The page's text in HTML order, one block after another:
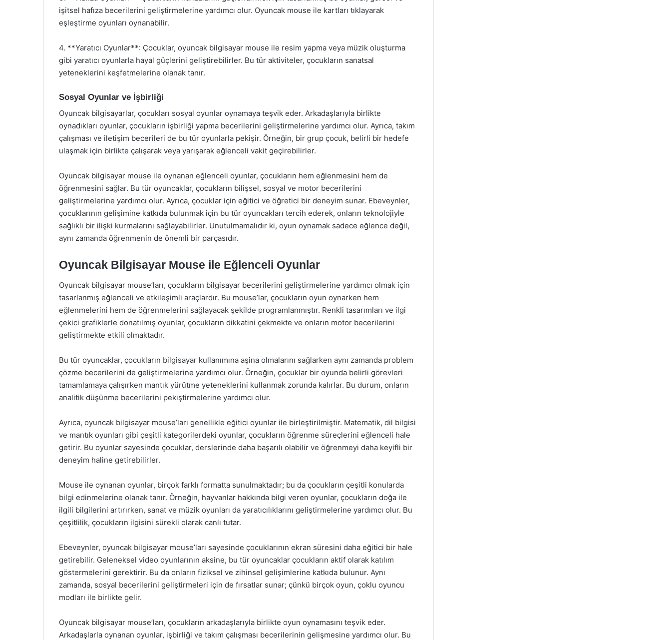
işitsel hafıza becerilerini geliştirmelerine yardımcı olur. Oyuncak mouse ile kartları tıklayarak
eşleştirme oyunları oynanabilir.
4. **Yaratıcı Oyunlar**: Çocuklar, oyuncak bilgisayar mouse ile resim yapma veya müzik oluşturma
gibi yaratıcı oyunlarla hayal güçlerini geliştirebilirler. Bu tür aktiviteler, çocukların sanatsal
yeteneklerini keşfetmelerine olanak tanır.
Sosyal Oyunlar ve İşbirliği
Oyuncak bilgisayarlar, çocukları sosyal oyunlar oynamaya teşvik eder. Arkadaşlarıyla birlikte
oynadıkları oyunlar, çocukların işbirliği yapma becerilerini geliştirmelerine yardımcı olur. Ayrıca, takım
çalışması ve iletişim becerileri de bu tür oyunlarla pekişir. Örneğin, bir grup çocuk, belirli bir hedefe
ulaşmak için birlikte çalışarak veya yarışarak eğlenceli vakit geçirebilirler.
Oyuncak bilgisayar mouse ile oynanan eğlenceli oyunlar, çocukların hem eğlenmesini hem de
öğrenmesini sağlar. Bu tür oyuncaklar, çocukların bilişsel, sosyal ve motor becerilerini
geliştirmelerine yardımcı olur. Ayrıca, çocuklar için eğitici ve öğretici bir deneyim sunar. Ebeveynler,
çocuklarının gelişimine katkıda bulunmak için bu tür oyuncakları tercih ederek, onların teknolojiyle
sağlıklı bir ilişki kurmalarını sağlayabilirler. Unutulmamalıdır ki, oyun oynamak sadece eğlence değil,
aynı zamanda öğrenmenin de önemli bir parçasıdır.
Oyuncak Bilgisayar Mouse ile Eğlenceli Oyunlar
Oyuncak bilgisayar mouse’ları, çocukların bilgisayar becerilerini geliştirmelerine yardımcı olmak için
tasarlanmış eğlenceli ve etkileşimli araçlardır. Bu mouse’lar, çocukların oyun oynarken hem
eğlenmelerini hem de öğrenmelerini sağlayacak şekilde programlanmıştır. Renkli tasarımları ve ilgi
çekici grafiklerle donatılmış oyunlar, çocukların dikkatini çekmekte ve onların motor becerilerini
geliştirmekte etkili olmaktadır.
Bu tür oyuncaklar, çocukların bilgisayar kullanımına aşina olmalarını sağlarken aynı zamanda problem
çözme becerilerini de geliştirmelerine yardımcı olur. Örneğin, çocuklar bir oyunda belirli görevleri
tamamlamaya çalışırken mantık yürütme yeteneklerini kullanmak zorunda kalırlar. Bu durum, onların
analitik düşünme becerilerini pekiştirmelerine yardımcı olur.
Ayrıca, oyuncak bilgisayar mouse’ları genellikle eğitici oyunlar ile birleştirilmiştir. Matematik, dil bilgisi
ve mantık oyunları gibi çeşitli kategorilerdeki oyunlar, çocukların öğrenme süreçlerini eğlenceli hale
getirir. Bu oyunlar sayesinde çocuklar, derslerinde daha başarılı olabilir ve öğrenmeyi daha keyifli bir
deneyim haline getirebilirler.
Mouse ile oynanan oyunlar, birçok farklı formatta sunulmaktadır; bu da çocukların çeşitli konularda
bilgi edinmelerine olanak tanır. Örneğin, hayvanlar hakkında bilgi veren oyunlar, çocukların doğa ile
ilgili bilgilerini artırırken, sanat ve müzik oyunları da yaratıcılıklarını geliştirmelerine yardımcı olur. Bu
çeşitlilik, çocukların ilgisini sürekli olarak canlı tutar.
Ebeveynler, oyuncak bilgisayar mouse’ları sayesinde çocuklarının ekran süresini daha eğitici bir hale
getirebilir. Geleneksel video oyunlarının aksine, bu tür oyuncaklar çocukların aktif olarak katılım
göstermelerini gerektirir. Bu da onların fiziksel ve zihinsel gelişimlerine katkıda bulunur. Aynı
zamanda, sosyal becerilerini geliştirmeleri için de fırsatlar sunar; çünkü birçok oyun, çoklu oyuncu
modları ile birlikte gelir.
Oyuncak bilgisayar mouse’ları, çocukların arkadaşlarıyla birlikte oyun oynamasını teşvik eder.
Arkadaşlarla oynanan oyunlar, işbirliği ve takım çalışması becerilerinin gelişmesine yardımcı olur. Bu